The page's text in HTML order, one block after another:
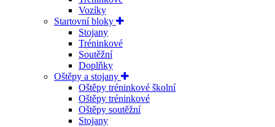
Vozíky
Startovní bloky
Stojany
Tréninkové
Soutěžní
Doplňky
Oštěpy a stojany
Oštěpy tréninkové školní
Oštěpy tréninkové
Oštěpy soutěžní
Stojany